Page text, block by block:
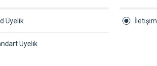
Üyelik
Üyelik
İletişim